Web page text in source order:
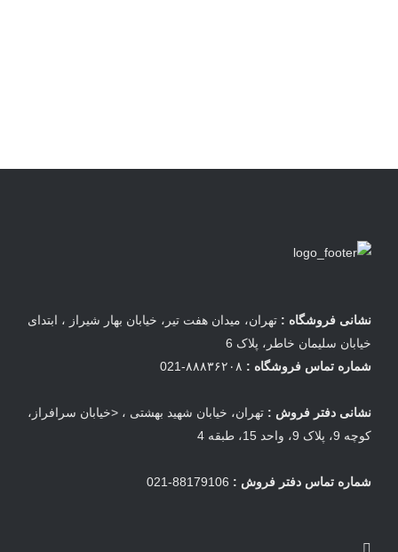
نشانی فروشگاه : تهران، میدان هفت تیر، خیابان بهار شیراز ، ابتدای
خیابان سلیمان خاطر، پلاک 6
شماره تماس فروشگاه :
نشانی دفتر فروش : تهران، خیابان شهید بهشتی ، <خیابان سرافراز،
کوچه 9، پلاک 9، واحد 15، طبقه 4
شماره تماس دفتر فروش :